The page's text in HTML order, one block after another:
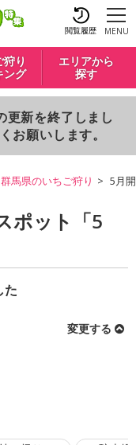
閲覧履歴 MENU
狩り
ング
エリアから
探す
更新を終了しまし
お願いします。
群馬県のいちご狩り 5月
ポット「5
た
変更する